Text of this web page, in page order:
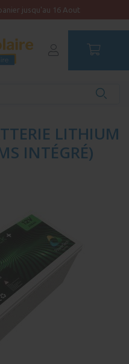
jusqu'au 16 Aout
LITHIUM
INTÉGRÉ)